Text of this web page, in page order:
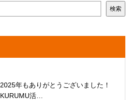
検索
2025年もありがとうございました！
KURUMU活…